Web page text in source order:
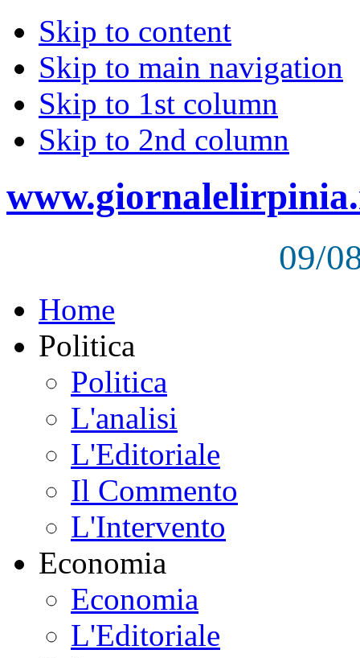
Skip to content
Skip to main navigation
Skip to 1st column
Skip to 2nd column
09/
Home
Politica
Politica
L'analisi
L'Editoriale
Il Commento
L'Intervento
Economia
Economia
L'Editoriale